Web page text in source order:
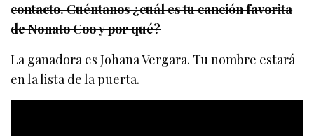
contacto. Cuéntanos ¿cuál es tu canción favorita
de Nonato Coo y por qué?
La ganadora es Johana Vergara. Tu nombre estará
en la lista de la puerta.